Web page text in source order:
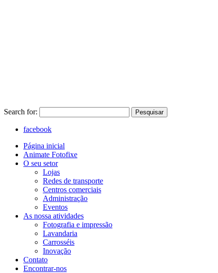
Search for: Pesquisar
facebook
Página inicial
Animate Fotofixe
O seu setor
Lojas
Redes de transporte
Centros comerciais
Administração
Eventos
As nossa atividades
Fotografia e impressão
Lavandaria
Carrosséis
Inovação
Contato
Encontrar-nos